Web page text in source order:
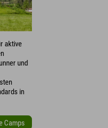
aktive
und
in
Camps